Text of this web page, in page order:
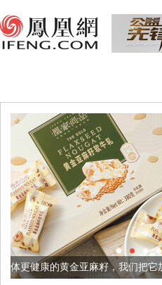
籽，我们把它加到了牛轧糖里